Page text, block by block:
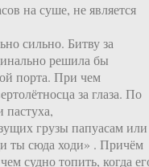
на суше, не является
сильно. Битву за
решила бы
порта. При чем
за глаза. По
пастуха,
грузы папуасам или
ты сюда ходи» . Причём
судно топить, когда